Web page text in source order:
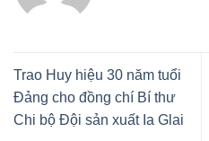
Trao Huy hiệu 30 năm tuổi
Đảng cho đồng chí Bí thư
Chi bộ Đội sản xuất Ia Glai